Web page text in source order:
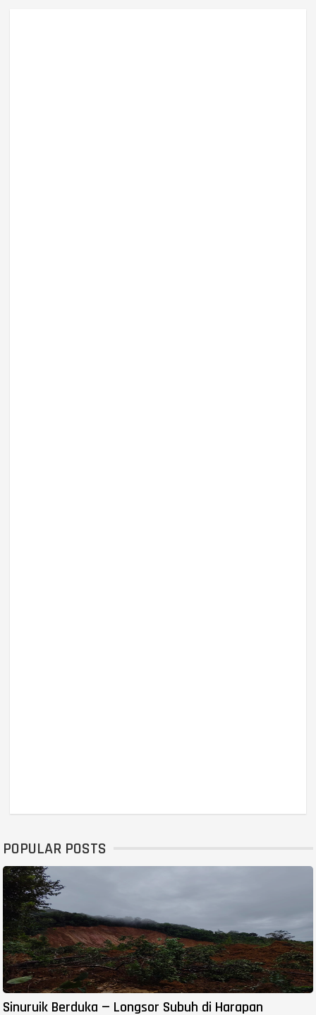
POPULAR POSTS
Sinuruik Berduka — Longsor Subuh di Harapan